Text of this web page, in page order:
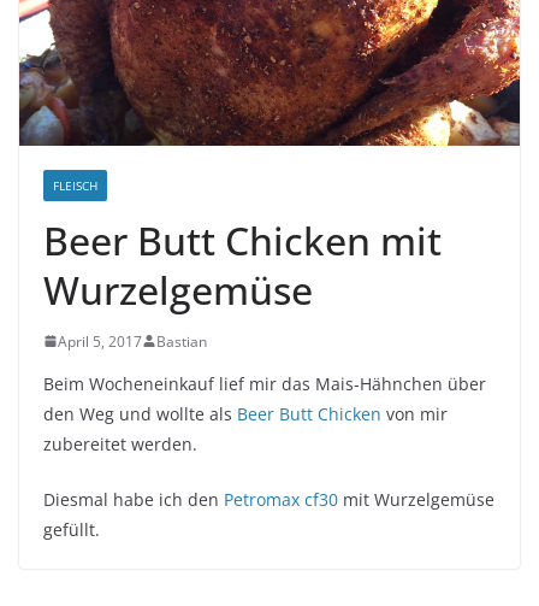
FLEISCH
Beer Butt Chicken mit
Wurzelgemüse
April 5, 2017 Bastian
Beim Wocheneinkauf lief mir das Mais-Hähnchen über
den Weg und wollte als Beer Butt Chicken von mir
zubereitet werden.
Diesmal habe ich den Petromax cf30 mit Wurzelgemüse
gefüllt.